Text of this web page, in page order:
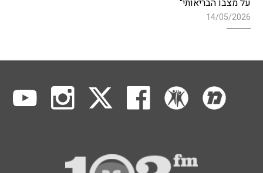
על מצבו הבריאותי"
14/05/2026